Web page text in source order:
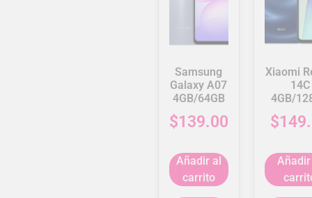
Samsung
Galaxy A07
4GB/64GB
$139.00
Añadir al
carrito
Xiaomi
14C
4GB/
$